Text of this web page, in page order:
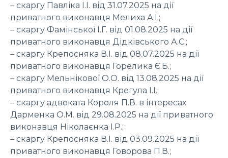
– скаргу Павліка І.І. від 31.07.2025 на дії
приватного виконавця Мелиха А.І.;
– скаргу Фамінської І.Г. від 01.08.2025 на дії
приватного виконавця Дідківського А.С.;
– скаргу Крепосняка В.І. від 08.07.2025 на дії
приватного виконавця Горелика Є.Б.;
– скаргу Мельнікової О.О. від 13.08.2025 на дії
приватного виконавця Крегула І.І.;
– скаргу адвоката Короля П.В. в інтересах
Дарменка О.М. від 29.08.2025 на дії приватного
виконавця Ніколаєнка І.Р.;
– скаргу Крепосняка В.І. від 03.09.2025 на дії
приватного виконавця Говорова П.В.;